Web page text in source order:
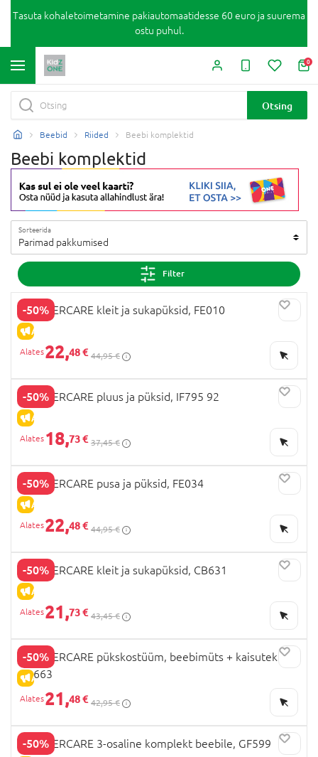
Tasuta kohaletoimetamine pakiautomaatidesse 60 euro ja suurema
ostu puhul.
0
Otsing
Beebid Riided Beebi komplektid
Beebi komplektid
Sorteerida
Parimad pakkumised
Filter
-50%
ALLAHINDLUS
MOTHERCARE kleit ja sukapüksid, FE010
22,48 € 44,95 €
-50%
ALLAHINDLUS
MOTHERCARE pluus ja püksid, IF795 92
18,73 € 37,45 €
-50%
ALLAHINDLUS
MOTHERCARE pusa ja püksid, FE034
22,48 € 44,95 €
-50%
ALLAHINDLUS
MOTHERCARE kleit ja sukapüksid, CB631
21,73 € 43,45 €
-50%
ALLAHINDLUS
MOTHERCARE pükskostüüm, beebimüts + kaisutekk,
EB663
21,48 € 42,95 €
-50%
MOTHERCARE 3-osaline komplekt beebile, GF599